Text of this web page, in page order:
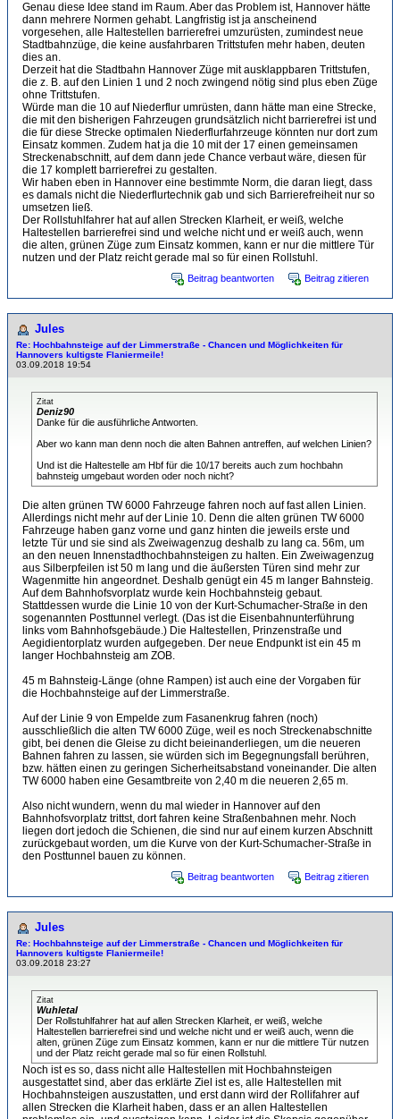
Genau diese Idee stand im Raum. Aber das Problem ist, Hannover hätte
dann mehrere Normen gehabt. Langfristig ist ja anscheinend
vorgesehen, alle Haltestellen barrierefrei umzurüsten, zumindest neue
Stadtbahnzüge, die keine ausfahrbaren Trittstufen mehr haben, deuten
dies an.
Derzeit hat die Stadtbahn Hannover Züge mit ausklappbaren Trittstufen,
die z. B. auf den Linien 1 und 2 noch zwingend nötig sind plus eben Züge
ohne Trittstufen.
Würde man die 10 auf Niederflur umrüsten, dann hätte man eine Strecke,
die mit den bisherigen Fahrzeugen grundsätzlich nicht barrierefrei ist und
die für diese Strecke optimalen Niederflurfahrzeuge könnten nur dort zum
Einsatz kommen. Zudem hat ja die 10 mit der 17 einen gemeinsamen
Streckenabschnitt, auf dem dann jede Chance verbaut wäre, diesen für
die 17 komplett barrierefrei zu gestalten.
Wir haben eben in Hannover eine bestimmte Norm, die daran liegt, dass
es damals nicht die Niederflurtechnik gab und sich Barrierefreiheit nur so
umsetzen ließ.
Der Rollstuhlfahrer hat auf allen Strecken Klarheit, er weiß, welche
Haltestellen barrierefrei sind und welche nicht und er weiß auch, wenn
die alten, grünen Züge zum Einsatz kommen, kann er nur die mittlere Tür
nutzen und der Platz reicht gerade mal so für einen Rollstuhl.
Beitrag beantworten Beitrag zitieren
Jules
Re: Hochbahnsteige auf der Limmerstraße - Chancen und Möglichkeiten für
Hannovers kultigste Flaniermeile!
03.09.2018 19:54
Zitat
Deniz90
Danke für die ausführliche Antworten.
Aber wo kann man denn noch die alten Bahnen antreffen, auf welchen Linien?
Und ist die Haltestelle am Hbf für die 10/17 bereits auch zum hochbahn
bahnsteig umgebaut worden oder noch nicht?
Die alten grünen TW 6000 Fahrzeuge fahren noch auf fast allen Linien.
Allerdings nicht mehr auf der Linie 10. Denn die alten grünen TW 6000
Fahrzeuge haben ganz vorne und ganz hinten die jeweils erste und
letzte Tür und sie sind als Zweiwagenzug deshalb zu lang ca. 56m, um
an den neuen Innenstadthochbahnsteigen zu halten. Ein Zweiwagenzug
aus Silberpfeilen ist 50 m lang und die äußersten Türen sind mehr zur
Wagenmitte hin angeordnet. Deshalb genügt ein 45 m langer Bahnsteig.
Auf dem Bahnhofsvorplatz wurde kein Hochbahnsteig gebaut.
Stattdessen wurde die Linie 10 von der Kurt-Schumacher-Straße in den
sogenannten Posttunnel verlegt. (Das ist die Eisenbahnunterführung
links vom Bahnhofsgebäude.) Die Haltestellen, Prinzenstraße und
Aegidientorplatz wurden aufgegeben. Der neue Endpunkt ist ein 45 m
langer Hochbahnsteig am ZOB.
45 m Bahnsteig-Länge (ohne Rampen) ist auch eine der Vorgaben für
die Hochbahnsteige auf der Limmerstraße.
Auf der Linie 9 von Empelde zum Fasanenkrug fahren (noch)
ausschließlich die alten TW 6000 Züge, weil es noch Streckenabschnitte
gibt, bei denen die Gleise zu dicht beieinanderliegen, um die neueren
Bahnen fahren zu lassen, sie würden sich im Begegnungsfall berühren,
bzw. hätten einen zu geringen Sicherheitsabstand voneinander. Die alten
TW 6000 haben eine Gesamtbreite von 2,40 m die neueren 2,65 m.
Also nicht wundern, wenn du mal wieder in Hannover auf den
Bahnhofsvorplatz trittst, dort fahren keine Straßenbahnen mehr. Noch
liegen dort jedoch die Schienen, die sind nur auf einem kurzen Abschnitt
zurückgebaut worden, um die Kurve von der Kurt-Schumacher-Straße in
den Posttunnel bauen zu können.
Beitrag beantworten Beitrag zitieren
Jules
Re: Hochbahnsteige auf der Limmerstraße - Chancen und Möglichkeiten für
Hannovers kultigste Flaniermeile!
03.09.2018 23:27
Zitat
Wuhletal
Der Rollstuhlfahrer hat auf allen Strecken Klarheit, er weiß, welche
Haltestellen barrierefrei sind und welche nicht und er weiß auch, wenn die
alten, grünen Züge zum Einsatz kommen, kann er nur die mittlere Tür nutzen
und der Platz reicht gerade mal so für einen Rollstuhl.
Noch ist es so, dass nicht alle Haltestellen mit Hochbahnsteigen
ausgestattet sind, aber das erklärte Ziel ist es, alle Haltestellen mit
Hochbahnsteigen auszustatten, und erst dann wird der Rollifahrer auf
allen Strecken die Klarheit haben, dass er an allen Haltestellen